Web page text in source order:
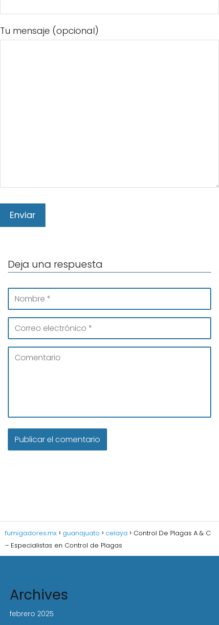
Tu mensaje (opcional)
Deja una respuesta
fumigadores.mx guanajuato celaya
Control De Plagas A & C
– Especialistas en Control de Plagas
Archives
febrero 2025